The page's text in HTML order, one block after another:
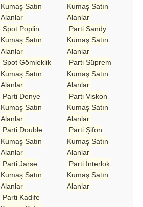
Kumaş Satın
Alanlar
Spot Poplin
Kumaş Satın
Alanlar
Spot Gömleklik
Kumaş Satın
Alanlar
Parti Denye
Kumaş Satın
Alanlar
Parti Double
Kumaş Satın
Alanlar
Parti Jarse
Kumaş Satın
Alanlar
Parti Kadife
Kumaş Satın
Alanlar
Parti Sandy
Kumaş Satın
Alanlar
Parti Süprem
Kumaş Satın
Alanlar
Parti Viskon
Kumaş Satın
Alanlar
Parti Şifon
Kumaş Satın
Alanlar
Parti İnterlok
Kumaş Satın
Alanlar